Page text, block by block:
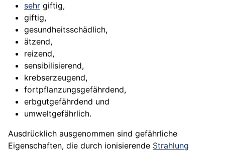
sehr giftig,
giftig,
gesundheitsschädlich,
ätzend,
reizend,
sensibilisierend,
krebserzeugend,
fortpflanzungsgefährdend,
erbgutgefährdend und
umweltgefährlich.
Ausdrücklich ausgenommen sind gefährliche
Eigenschaften, die durch ionisierende Strahlung